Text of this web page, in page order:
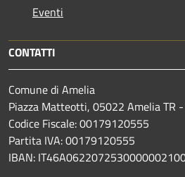
Eventi
CONTATTI
Comune di Amelia
Piazza Matteotti, 05022 Amelia TR
Codice Fiscale: 00179120555
Partita IVA: 00179120555
IBAN: